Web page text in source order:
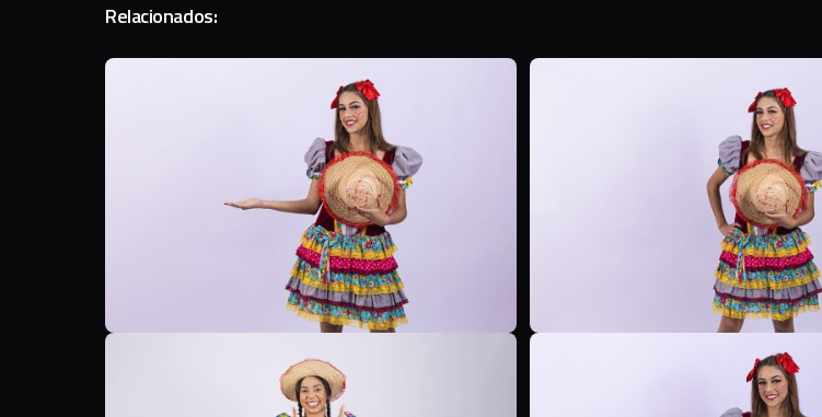
Relacionados: